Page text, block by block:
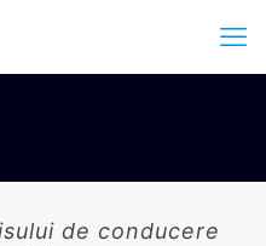
de conducere